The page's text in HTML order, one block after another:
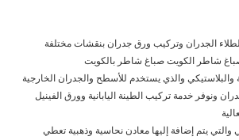
الجدران وتركيب ورق جدران بنقشات مختلفة
شاطر الكويت صباغ شاطر بالكويت
والبلاستيكي والذي يستخدم للأسطح والجدران الخارجية
ونوفر خدمة تركيب الطينة اليابانية وورق الفينيل
يتم إضافة إليها معادن نحاسية وذهبية تعطي